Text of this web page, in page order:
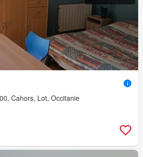
Cahors, Lot, Occitanie